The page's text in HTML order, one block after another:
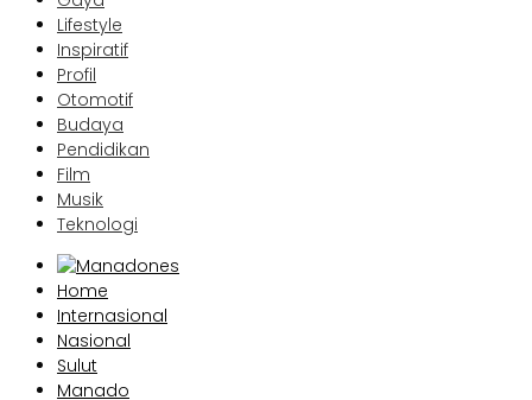
Lifestyle
Inspiratif
Profil
Otomotif
Budaya
Pendidikan
Film
Musik
Teknologi
Home
Internasional
Nasional
Sulut
Manado